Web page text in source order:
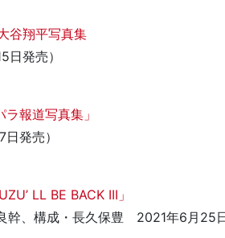
谷翔平写真集
発売）
報道写真集」
発売）
LL BE BACK III」
幹、構成・長久保豊 2021年6月25日